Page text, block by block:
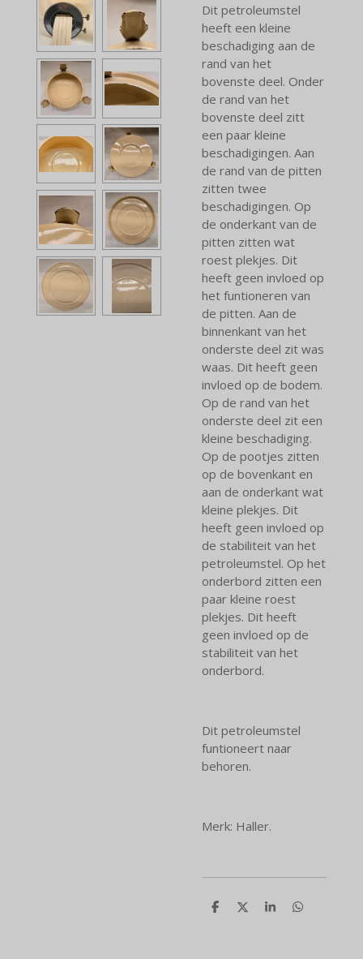
Dit petroleumstel
heeft een kleine
beschadiging aan de
rand van het
bovenste deel. Onder
de rand van het
bovenste deel zitt
een paar kleine
beschadigingen. Aan
de rand van de pitten
zitten twee
beschadigingen. Op
de onderkant van de
pitten zitten wat
roest plekjes. Dit
heeft geen invloed op
het funtioneren van
de pitten. Aan de
binnenkant van het
onderste deel zit was
waas. Dit heeft geen
invloed op de bodem.
Op de rand van het
onderste deel zit een
kleine beschadiging.
Op de pootjes zitten
op de bovenkant en
aan de onderkant wat
kleine plekjes. Dit
heeft geen invloed op
de stabiliteit van het
petroleumstel. Op het
onderbord zitten een
paar kleine roest
plekjes. Dit heeft
geen invloed op de
stabiliteit van het
onderbord.
Dit petroleumstel
funtioneert naar
behoren.
Merk: Haller.
D
D
S
D